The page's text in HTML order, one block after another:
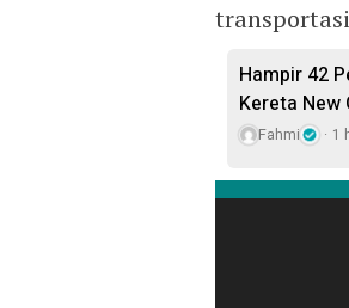
Hampir 42
Kereta New
Fahmi 1